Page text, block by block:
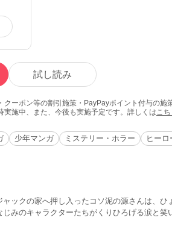
試し読み
ーポン等の割引施策・PayPayポイント付与の施
実施中、また、今後も実施予定です。詳しくは こち
少年マンガ ミステリー・ホラー ヒーロ
ックの家へ押し入ったコソ泥の源さんは、ひ
みのキャラクターたちがくりひろげる涙と笑